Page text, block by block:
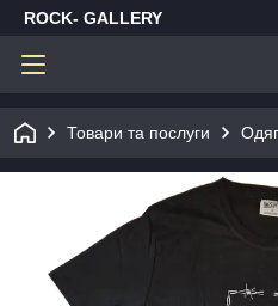
ROCK- GALLERY
Товари та послуги Одяг